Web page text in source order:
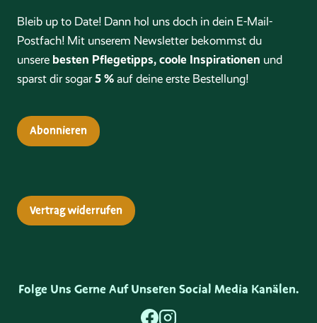
Bleib up to Date! Dann hol uns doch in dein E-Mail-
Postfach! Mit unserem Newsletter bekommst du
unsere besten Pflegetipps, coole Inspirationen und
sparst dir sogar5 % auf deine erste Bestellung!
Abonnieren
Vertrag widerrufen
Folge Uns Gerne Auf Unseren Social Media Kanälen.